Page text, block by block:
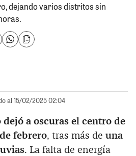
dejando varios distritos sin
al 15/02/2025 02:04
dejó a oscuras el centro de
febrero, tras más de una
. La falta de energía